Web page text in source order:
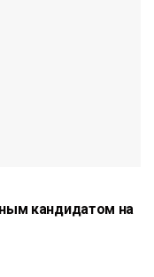
кандидатом на